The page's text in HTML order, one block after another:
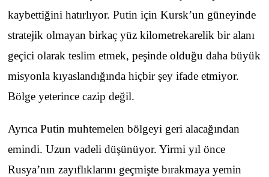
kaybettiğini hatırlıyor. Putin için Kursk’un güneyinde
stratejik olmayan birkaç yüz kilometrekarelik bir alanı
geçici olarak teslim etmek, peşinde olduğu daha büyük
misyonla kıyaslandığında hiçbir şey ifade etmiyor.
Bölge yeterince cazip değil.
Ayrıca Putin muhtemelen bölgeyi geri alacağından
emindi. Uzun vadeli düşünüyor. Yirmi yıl önce
Rusya’nın zayıflıklarını geçmişte bırakmaya yemin